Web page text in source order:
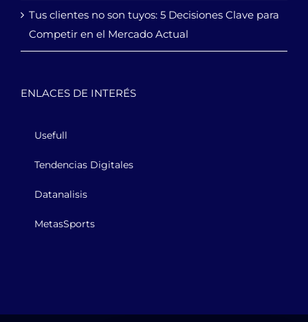
Tus clientes no son tuyos: 5 Decisiones Clave para
Competir en el Mercado Actual
ENLACES DE INTERÉS
Usefull
Tendencias Digitales
Datanalisis
MetasSports